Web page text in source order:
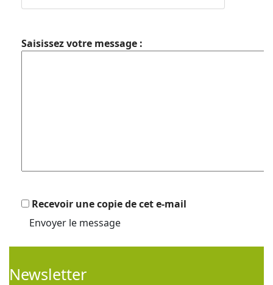
Saisissez votre message :
Recevoir une copie de cet e-mail
Envoyer le message
Newsletter